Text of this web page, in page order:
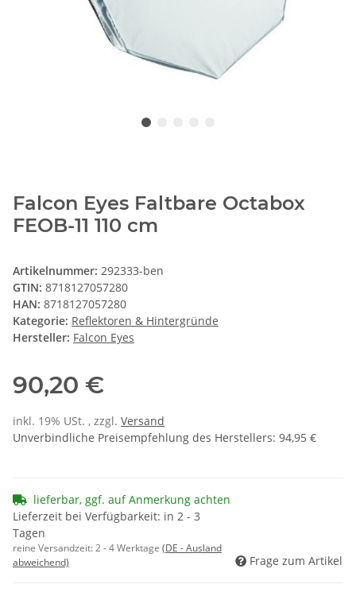
Falcon Eyes Faltbare Octabox
FEOB-11 110 cm
Artikelnummer: 292333-ben
GTIN: 8718127057280
HAN: 8718127057280
Kategorie: Reflektoren & Hintergründe
Hersteller: Falcon Eyes
90,20 €
inkl. 19% USt. , zzgl. Versand
Unverbindliche Preisempfehlung des Herstellers: 94,95 €
lieferbar, ggf. auf Anmerkung achten
Lieferzeit bei Verfügbarkeit: in 2 - 3
Tagen
reine Versandzeit:2 - 4 Werktage (DE - Ausland
abweichend)
Frage zum Artikel